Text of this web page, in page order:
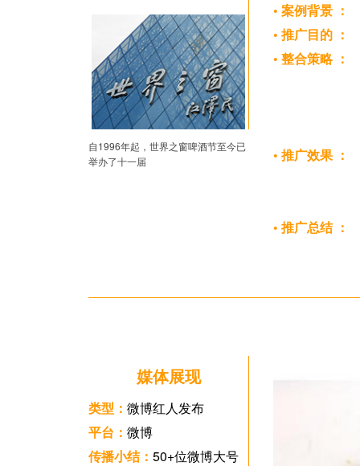
自1996年起，世界之窗啤酒节至今已
举办了十一届
• 案例背景 ：
• 推广目的 ：
• 整合策略 ：
• 推广效果 ：
• 推广总结 ：
媒体展现
类型： 微博红人发布
平台： 微博
传播小结： 50+位微博大号